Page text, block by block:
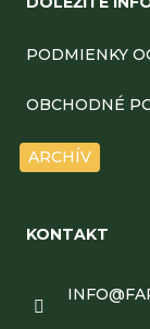
PODMIENKY
OBCHODNÉ
ARCHÍV
KONTAKT
INFO@